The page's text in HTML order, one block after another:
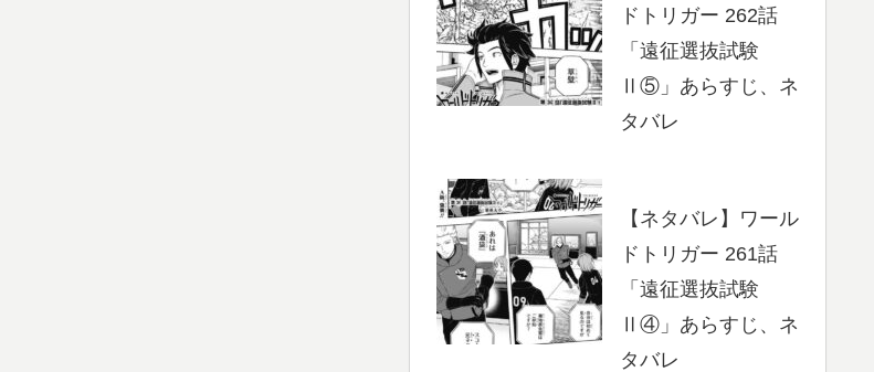
ドトリガー 262話
「遠征選抜試験
Ⅱ⑤」あらすじ、ネ
タバレ
【ネタバレ】ワール
ドトリガー 261話
「遠征選抜試験
Ⅱ④」あらすじ、ネ
タバレ